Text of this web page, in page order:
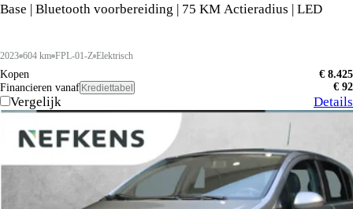
Base | Bluetooth voorbereiding | 75 KM Actieradius | LED
2023 604 km FPL-01-Z Elektrisch
Kopen
€ 8.425
Financieren vanaf Krediettabel € 92
Vergelijk Details